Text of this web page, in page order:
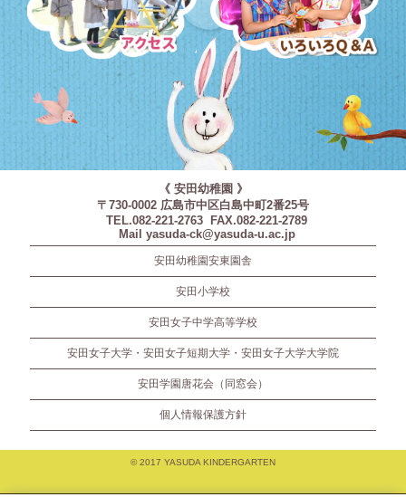
アクセス いろいろQ＆A
《 安田幼稚園 》
〒730-0002 広島市中区白島中町2番25号
TEL.082-221-2763 FAX.082-221-2789
Mail yasuda-ck@yasuda-u.ac.jp
安田幼稚園安東園舎
安田小学校
安田女子中学高等学校
安田女子大学・安田女子短期大学・安田女子大学大学院
安田学園唐花会（同窓会）
個人情報保護方針
© 2017 YASUDA KINDERGARTEN